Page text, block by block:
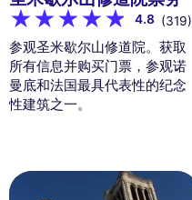
4.8 (319)
参观圣米歇尔山修道院。获取
所有信息并购买门票，参观诺
曼底和法国最具代表性的纪念
性建筑之一。